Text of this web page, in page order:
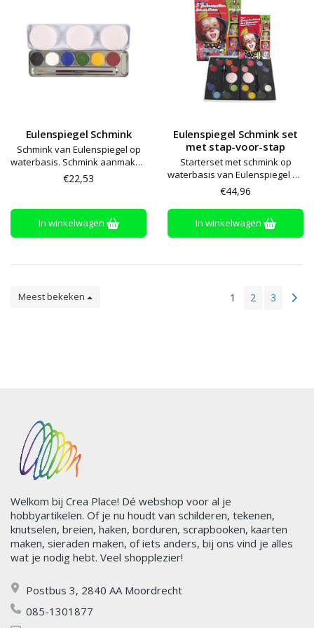
Eulenspiegel Schmink
Schmink van Eulenspiegel op
waterbasis. Schmink aanmaken
met een beetje water en
aanbrengen met een spons of
worden gemengd en afwassen
met zeep en water
€22,53
In winkelwagen
Eulenspiegel Schmink set
met stap-voor-stap
Starterset met schmink op
waterbasis van Eulenspiegel en
een brochure met ideeën en
uitleg
€44,96
In winkelwagen
Meest bekeken 1 2 3
Welkom bij Crea Place! Dé webshop voor al je
hobbyartikelen. Of je nu houdt van schilderen, tekenen,
knutselen, breien, haken, borduren, scrapbooken, kaarten
maken, sieraden maken, of iets anders, bij ons vind je alles
wat je nodig hebt. Veel shopplezier!
Postbus 3, 2840 AA Moordrecht
085-1301877